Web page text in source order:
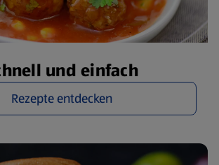
und einfach
Rezepte entdecken